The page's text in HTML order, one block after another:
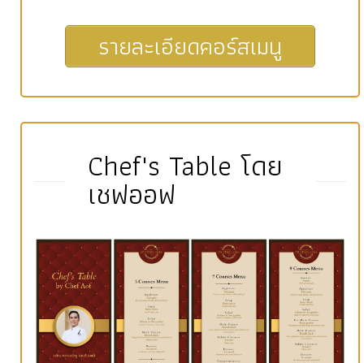
รายละเอียดคอร์สเมนู
Chef's Table โดย
เชฟออฟ